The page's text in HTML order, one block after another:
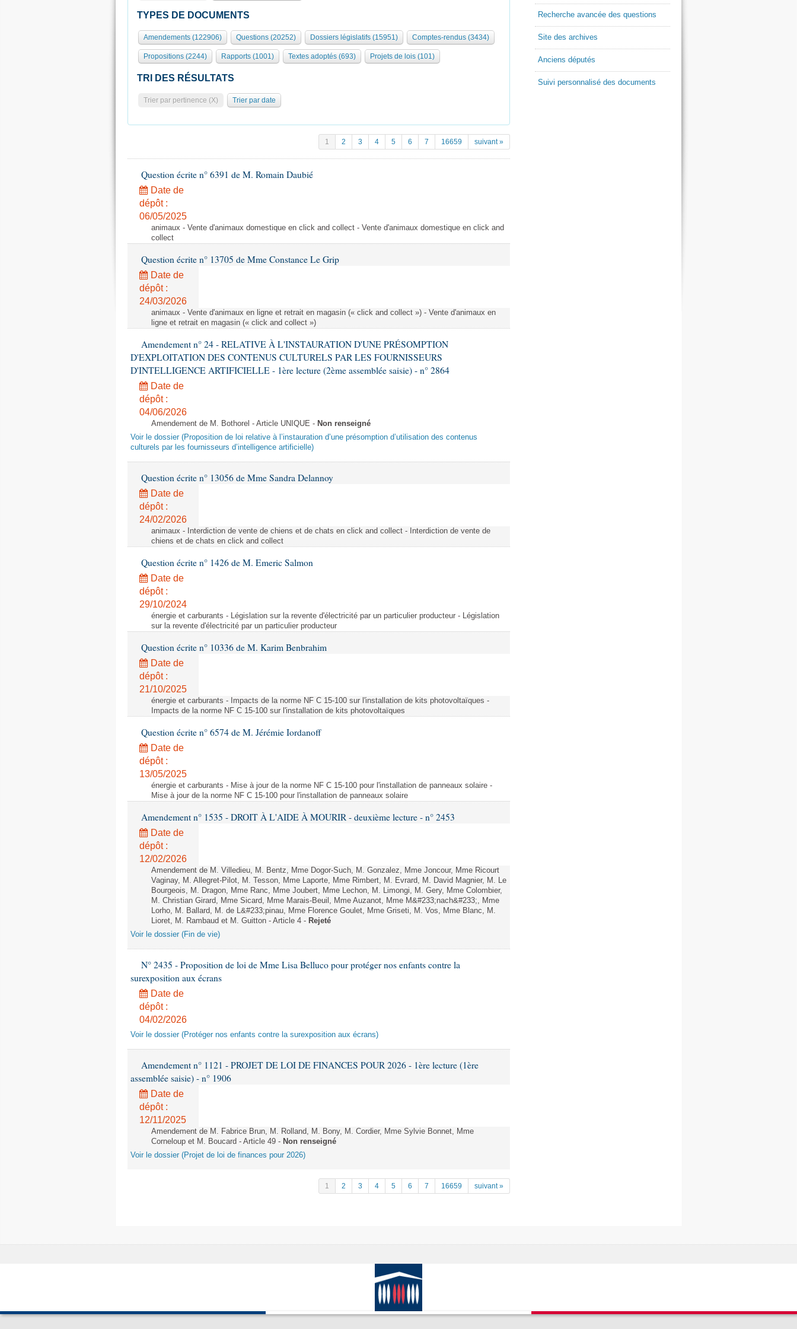
TYPES DE DOCUMENTS
Amendements (122906) Questions (20252) Dossiers législatifs (15951) Comptes-rendus (3434)
Propositions (2244) Rapports (1001) Textes adoptés (693) Projets de lois (101)
TRI DES RÉSULTATS
Trier par pertinence (X) Trier par date
1 2 3 4 5 6 7 16659 suivant »
Question écrite n° 6391 de M. Romain Daubié
Date de
dépôt :
06/05/2025
animaux - Vente d'animaux domestique en click and collect - Vente d'animaux domestique en click and
collect
Question écrite n° 13705 de Mme Constance Le Grip
Date de
dépôt :
24/03/2026
animaux - Vente d'animaux en ligne et retrait en magasin (« click and collect ») - Vente d'animaux en
ligne et retrait en magasin (« click and collect »)
Amendement n° 24 - RELATIVE À L'INSTAURATION D'UNE PRÉSOMPTION
D'EXPLOITATION DES CONTENUS CULTURELS PAR LES FOURNISSEURS
D'INTELLIGENCE ARTIFICIELLE - 1ère lecture (2ème assemblée saisie) - n° 2864
Date de
dépôt :
04/06/2026
Amendement de M. Bothorel - Article UNIQUE - Non renseigné
Voir le dossier (Proposition de loi relative à l’instauration d’une présomption d’utilisation des contenus
culturels par les fournisseurs d’intelligence artificielle)
Question écrite n° 13056 de Mme Sandra Delannoy
Date de
dépôt :
24/02/2026
animaux - Interdiction de vente de chiens et de chats en click and collect - Interdiction de vente de
chiens et de chats en click and collect
Question écrite n° 1426 de M. Emeric Salmon
Date de
dépôt :
29/10/2024
énergie et carburants - Législation sur la revente d'électricité par un particulier producteur - Législation
sur la revente d'électricité par un particulier producteur
Question écrite n° 10336 de M. Karim Benbrahim
Date de
dépôt :
21/10/2025
énergie et carburants - Impacts de la norme NF C 15-100 sur l'installation de kits photovoltaïques -
Impacts de la norme NF C 15-100 sur l'installation de kits photovoltaïques
Question écrite n° 6574 de M. Jérémie Iordanoff
Date de
dépôt :
13/05/2025
énergie et carburants - Mise à jour de la norme NF C 15-100 pour l'installation de panneaux solaire -
Mise à jour de la norme NF C 15-100 pour l'installation de panneaux solaire
Amendement n° 1535 - DROIT À L'AIDE À MOURIR - deuxième lecture - n° 2453
Date de
dépôt :
12/02/2026
Amendement de M. Villedieu, M. Bentz, Mme Dogor-Such, M. Gonzalez, Mme Joncour, Mme Ricourt
Vaginay, M. Allegret-Pilot, M. Tesson, Mme Laporte, Mme Rimbert, M. Evrard, M. David Magnier, M. Le
Bourgeois, M. Dragon, Mme Ranc, Mme Joubert, Mme Lechon, M. Limongi, M. Gery, Mme Colombier,
M. Christian Girard, Mme Sicard, Mme Marais-Beuil, Mme Auzanot, Mme M&#233;nach&#233;, Mme
Lorho, M. Ballard, M. de L&#233;pinau, Mme Florence Goulet, Mme Griseti, M. Vos, Mme Blanc, M.
Lioret, M. Rambaud et M. Guitton - Article 4 - Rejeté
Voir le dossier (Fin de vie)
N° 2435 - Proposition de loi de Mme Lisa Belluco pour protéger nos enfants contre la
surexposition aux écrans
Date de
dépôt :
04/02/2026
Voir le dossier (Protéger nos enfants contre la surexposition aux écrans)
Amendement n° 1121 - PROJET DE LOI DE FINANCES POUR 2026 - 1ère lecture (1ère
assemblée saisie) - n° 1906
Date de
dépôt :
12/11/2025
Amendement de M. Fabrice Brun, M. Rolland, M. Bony, M. Cordier, Mme Sylvie Bonnet, Mme
Corneloup et M. Boucard - Article 49 - Non renseigné
Voir le dossier (Projet de loi de finances pour 2026)
1 2 3 4 5 6 7 16659 suivant »
Recherche avancée des questions
Site des archives
Anciens députés
Suivi personnalisé des documents